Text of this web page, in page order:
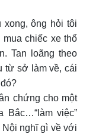
ông hỏi tôi
chiếc xe thổ
Tan loãng theo
từ sở làm về, cái
chứng cho một
Bắc…“làm việc”
nghĩ gì về với